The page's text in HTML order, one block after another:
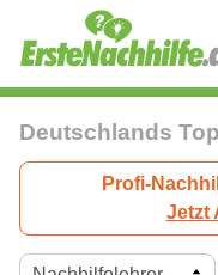
Deutschlands
Profi-
Jetzt